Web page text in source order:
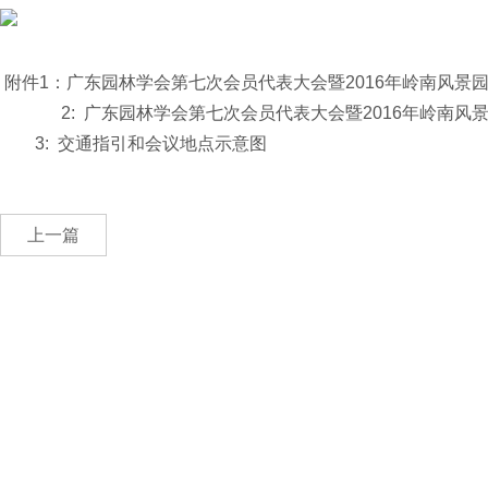
附件1： 广东园林学会第七次会员代表大会暨2016年岭南风景
2:
广东园林学会第七次会员代表大会暨2016年岭南风
3: 交通指引和会议地点示意图
上一篇